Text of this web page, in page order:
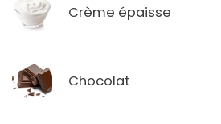
Crème épaisse
Chocolat